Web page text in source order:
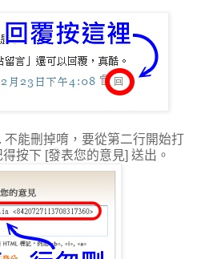
不能刪掉唷，要從第二行開始打
按下 [發表您的意見] 送出。